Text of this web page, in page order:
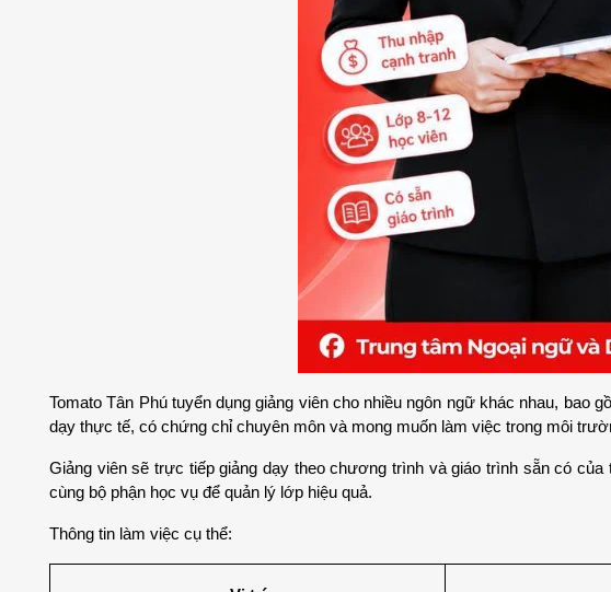
Tomato Tân Phú tuyển dụng giảng viên cho nhiều ngôn ngữ khác nhau, bao
dạy thực tế, có chứng chỉ chuyên môn và mong muốn làm việc trong môi
Giảng viên sẽ trực tiếp giảng dạy theo chương trình và giáo trình sẵn có
cùng bộ phận học vụ để quản lý lớp hiệu quả.
Thông tin làm việc cụ thể: